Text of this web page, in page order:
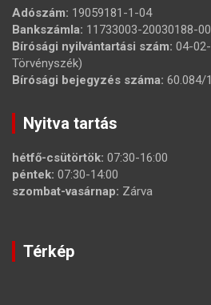
Adószám: 19059181-1-04
Bankszámla: 11733003-20030188-
Bírósági nyilvántartási szám: 04-
Törvényszék)
Bírósági bejegyzés száma: 60.084/
Nyitva tartás
hétfő-csütörtök: 07:30-16:00
péntek: 07:30-14:00
szombat-vasárnap: Zárva
Térkép